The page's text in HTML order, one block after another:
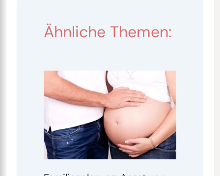
Ähnliche Themen: